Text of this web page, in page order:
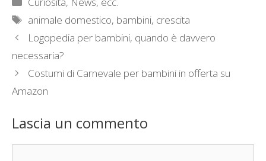
Tag
animale domestico, bambini, crescita
Logopedia per bambini, quando è davvero
necessaria?
Costumi di Carnevale per bambini in offerta su
Amazon
Lascia un commento